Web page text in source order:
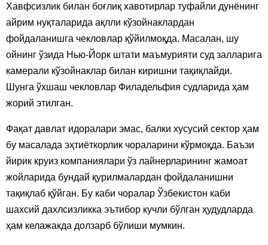
Хавфсизлик билан боғлиқ хавотирлар туфайли дунёнинг
айрим нуқталарида ақлли кўзойнаклардан
фойдаланишга чекловлар қўйилмоқда. Масалан, шу
ойнинг ўзида Нью-Йорк штати маъмурияти суд залларига
камерали кўзойнаклар билан киришни тақиқлайди.
Шунга ўхшаш чекловлар Филадельфия судларида ҳам
жорий этилган.
Фақат давлат идоралари эмас, балки хусусий сектор ҳам
бу масалада эҳтиёткорлик чораларини кўрмоқда. Баъзи
йирик круиз компаниялари ўз лайнерларининг жамоат
жойларида бундай қурилмалардан фойдаланишни
тақиқлаб қўйган. Бу каби чоралар Ўзбекистон каби
шахсий дахлсизликка эътибор кучли бўлган ҳудудларда
ҳам келажакда долзарб бўлиши мумкин.